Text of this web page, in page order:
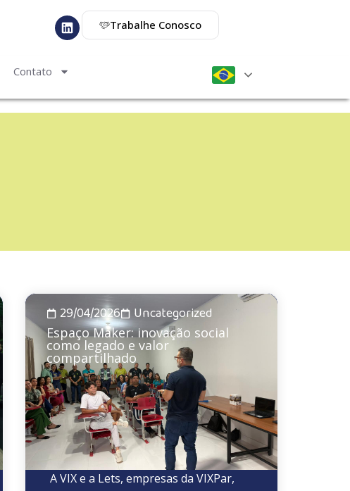
Trabalhe Conosco
Contato
29/04/2026 Uncategorized
Espaço Maker: inovação social
como legado e valor
compartilhado
A VIX e a Lets, empresas da VIXPar,